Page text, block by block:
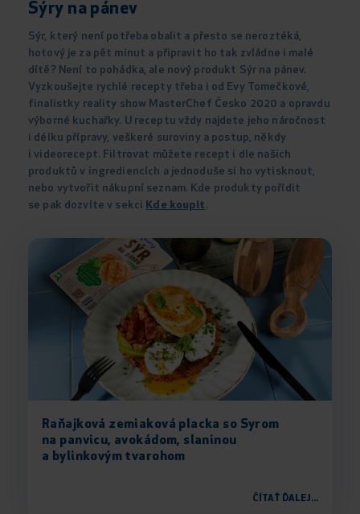
Sýry na pánev
Sýr, který není potřeba obalit a přesto se neroztéká,
hotový je za pět minut a připravit ho tak zvládne i malé
dítě? Není to pohádka, ale nový produkt Sýr na pánev.
Vyzkoušejte rychlé recepty třeba i od Evy Tomečkové,
finalistky reality show MasterChef Česko 2020 a opravdu
výborné kuchařky. U receptu vždy najdete jeho náročnost
i délku přípravy, veškeré suroviny a postup, někdy
i videorecept. Filtrovat můžete recept i dle našich
produktů v ingrediencích a jednoduše si ho vytisknout,
nebo vytvořit nákupní seznam. Kde produkty pořídit
se pak dozvíte v sekci Kde koupit .
Raňajková zemiaková placka so Syrom
na panvicu, avokádom, slaninou
a bylinkovým tvarohom
ČÍTAŤ ĎALEJ...